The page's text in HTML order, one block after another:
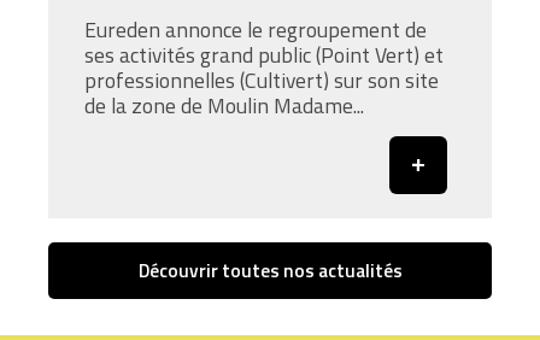
Eureden annonce le regroupement de
ses activités grand public (Point Vert) et
professionnelles (Cultivert) sur son site
de la zone de Moulin Madame...
Découvrir toutes nos actualités